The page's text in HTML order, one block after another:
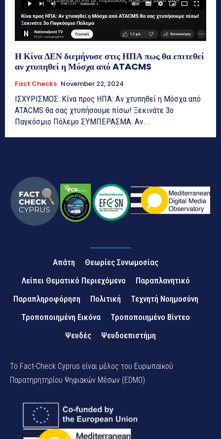
Η Κίνα ΔΕΝ διεμήνυσε στις ΗΠΑ πως θα επιτεθεί
αν χτυπηθεί η Μόσχα από ATACMS
Fact Checks November 22, 2024
ΙΣΧΥΡΙΣΜΟΣ: Κίνα προς ΗΠΑ: Αν χτυπηθεί η Μόσχα από
ATACMS θα σας χτυπήσουμε πίσω! Ξεκινάτε 3ο
Παγκόσμιο Πόλεμο ΣΥΜΠΕΡΑΣΜΑ: Αν...
Απάτη
Θεωρίες Συνωμοσίας
Λείπει Θεματικό Περιεχόμενο
Παραπλανητικό
Παραπληροφόρηση
Πολιτική
Τεχνητή Νοημοσύνη
Τροποποιημένη Εικόνα
Τροποποιημένο Βίντεο
Ψευδές
Ψευδοεπιστήμη
Το Fact-Check Cyprus είναι μέλος του Ευρωπαϊκού
Παρατηρητηρίου Ψηφιακών Μέσων (EDMO)